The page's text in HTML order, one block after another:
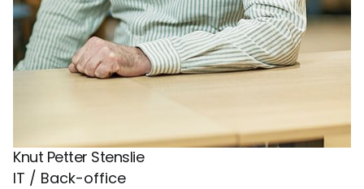
Knut Petter Stenslie
IT / Back-office